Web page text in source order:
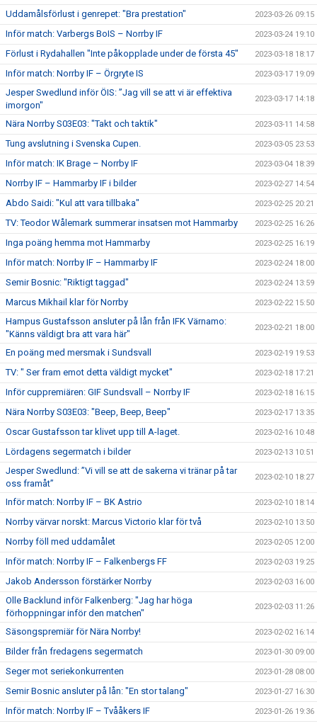
Uddamålsförlust i genrepet: "Bra prestation" 2023-03-26 09:15
Inför match: Varbergs BoIS – Norrby IF 2023-03-24 19:10
Förlust i Rydahallen "Inte påkopplade under de första 45" 2023-03-18 18:17
Inför match: Norrby IF – Örgryte IS 2023-03-17 19:09
Jesper Swedlund inför ÖIS: ”Jag vill se att vi är effektiva
imorgon"
2023-03-17 14:18
Nära Norrby S03E03: "Takt och taktik" 2023-03-11 14:58
Tung avslutning i Svenska Cupen. 2023-03-05 23:53
Inför match: IK Brage – Norrby IF 2023-03-04 18:39
Norrby IF – Hammarby IF i bilder 2023-02-27 14:54
Abdo Saidi: "Kul att vara tillbaka" 2023-02-25 20:21
TV: Teodor Wålemark summerar insatsen mot Hammarby 2023-02-25 16:26
Inga poäng hemma mot Hammarby 2023-02-25 16:19
Inför match: Norrby IF – Hammarby IF 2023-02-24 18:00
Semir Bosnic: "Riktigt taggad" 2023-02-24 13:59
Marcus Mikhail klar för Norrby 2023-02-22 15:50
Hampus Gustafsson ansluter på lån från IFK Värnamo:
"Känns väldigt bra att vara här"
2023-02-21 18:00
En poäng med mersmak i Sundsvall 2023-02-19 19:53
TV: " Ser fram emot detta väldigt mycket" 2023-02-18 17:21
Inför cuppremiären: GIF Sundsvall – Norrby IF 2023-02-18 16:15
Nära Norrby S03E03: "Beep, Beep, Beep" 2023-02-17 13:35
Oscar Gustafsson tar klivet upp till A-laget. 2023-02-16 10:48
Lördagens segermatch i bilder 2023-02-13 10:51
Jesper Swedlund: ”Vi vill se att de sakerna vi tränar på tar
oss framåt”
2023-02-10 18:27
Inför match: Norrby IF – BK Astrio 2023-02-10 18:14
Norrby värvar norskt: Marcus Victorio klar för två 2023-02-10 13:50
Norrby föll med uddamålet 2023-02-05 12:00
Inför match: Norrby IF – Falkenbergs FF 2023-02-03 19:25
Jakob Andersson förstärker Norrby 2023-02-03 16:00
Olle Backlund inför Falkenberg: "Jag har höga
förhoppningar inför den matchen"
2023-02-03 11:26
Säsongspremiär för Nära Norrby! 2023-02-02 16:14
Bilder från fredagens segermatch 2023-01-30 09:00
Seger mot seriekonkurrenten 2023-01-28 08:00
Semir Bosnic ansluter på lån: "En stor talang" 2023-01-27 16:30
Inför match: Norrby IF – Tvååkers IF 2023-01-26 19:36